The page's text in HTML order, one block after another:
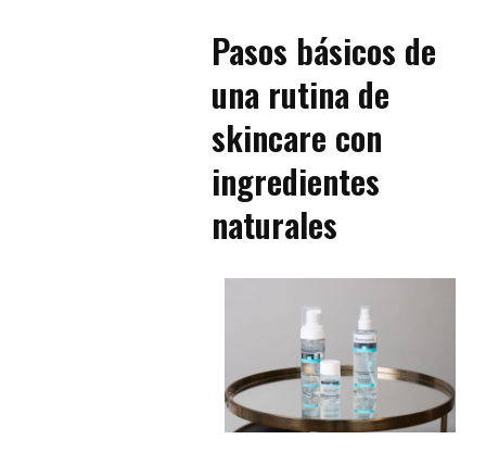
Pasos básicos de
una rutina de
skincare con
ingredientes
naturales